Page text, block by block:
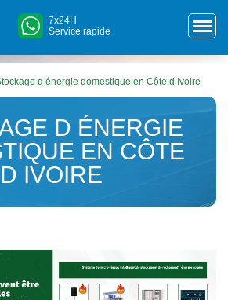
7x24H
Service rapide
d énergie domestique en Côte d Ivoire
D ÉNERGIE
EN CÔTE
D IVOIRE